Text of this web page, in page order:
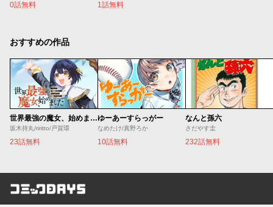
0話無料 1話無料
おすすめの作品
世界最強の魔女、始めました ～私だけ『攻略サイト』を見れる世界で自由に生きます～
坂木持丸/riritto/戸賀環
23話無料
ゆーあーすらっがー
なめたけ/真野ろか
10話無料
なんと孫六
さだやす圭
232話無料
コミックDAYS